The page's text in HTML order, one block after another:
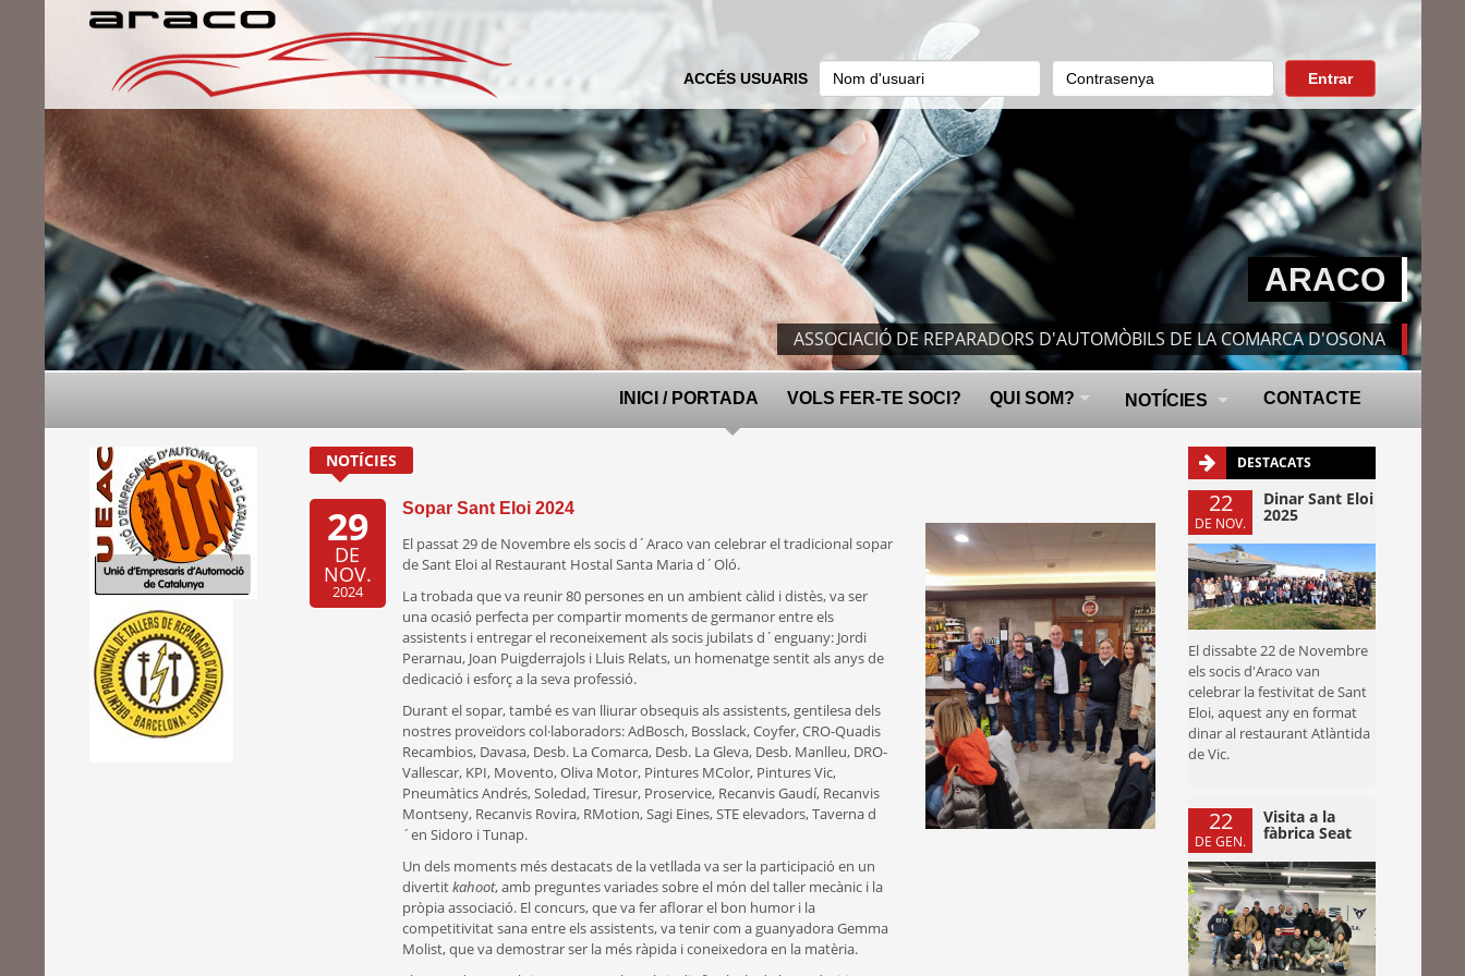
ACCÉS USUARIS Entrar
ARACO
ASSOCIACIÓ DE REPARADORS D'AUTOMÒBILS DE LA COMARCA D'OSONA
INICI / PORTADA VOLS FER-TE SOCI? QUI SOM? NOTÍCIES CONTACTE
NOTÍCIES
29
DE
NOV.
2024
Sopar Sant Eloi 2024
El passat 29 de Novembre els socis d´Araco van celebrar el tradicional sopar
de Sant Eloi al Restaurant Hostal Santa Maria d´Oló.
La trobada que va reunir 80 persones en un ambient càlid i distès, va ser
una ocasió perfecta per compartir moments de germanor entre els
assistents i entregar el reconeixement als socis jubilats d´enguany: Jordi
Perarnau, Joan Puigderrajols i Lluis Relats, un homenatge sentit als anys de
dedicació i esforç a la seva professió.
Durant el sopar, també es van lliurar obsequis als assistents, gentilesa dels
nostres proveïdors col·laboradors: AdBosch, Bosslack, Coyfer, CRO-Quadis
Recambios, Davasa, Desb. La Comarca, Desb. La Gleva, Desb. Manlleu, DRO-
Vallescar, KPI, Movento, Oliva Motor, Pintures MColor, Pintures Vic,
Pneumàtics Andrés, Soledad, Tiresur, Proservice, Recanvis Gaudí, Recanvis
Montseny, Recanvis Rovira, RMotion, Sagi Eines, STE elevadors, Taverna d
´en Sidoro i Tunap.
Un dels moments més destacats de la vetllada va ser la participació en un
divertitkahoot, amb preguntes variades sobre el món del taller mecànic i la
pròpia associació. El concurs, que va fer aflorar el bon humor i la
competitivitat sana entre els assistents, va tenir com a guanyadora Gemma
Molist, que va demostrar ser la més ràpida i coneixedora en la matèria.
DESTACATS
22
DE NOV.
Dinar Sant Eloi
2025
El dissabte 22 de Novembre
els socis d'Araco van
celebrar la festivitat de Sant
Eloi, aquest any en format
dinar al restaurant Atlàntida
de Vic.
22
DE GEN.
Visita a la
fàbrica Seat